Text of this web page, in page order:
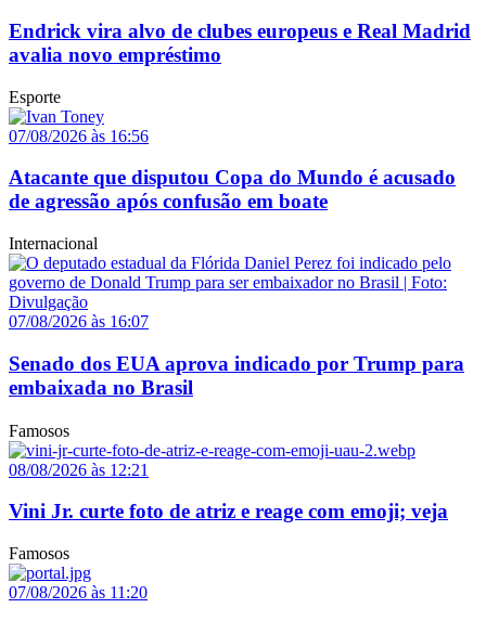
Endrick vira alvo de clubes europeus e Real Madrid
avalia novo empréstimo
Esporte
07/08/2026 às 16:56
Atacante que disputou Copa do Mundo é acusado
de agressão após confusão em boate
Internacional
07/08/2026 às 16:07
Senado dos EUA aprova indicado por Trump para
embaixada no Brasil
Famosos
08/08/2026 às 12:21
Vini Jr. curte foto de atriz e reage com emoji; veja
Famosos
07/08/2026 às 11:20